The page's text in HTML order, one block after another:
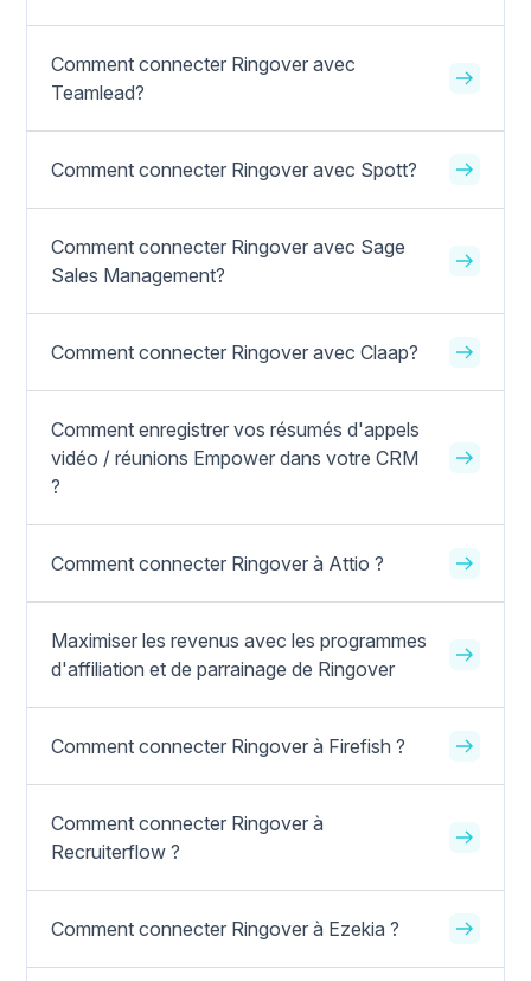
Comment connecter Ringover avec
Teamlead?
Comment connecter Ringover avec Spott?
Comment connecter Ringover avec Sage
Sales Management?
Comment connecter Ringover avec Claap?
Comment enregistrer vos résumés d'appels
vidéo / réunions Empower dans votre CRM
?
Comment connecter Ringover à Attio ?
Maximiser les revenus avec les programmes
d'affiliation et de parrainage de Ringover
Comment connecter Ringover à Firefish ?
Comment connecter Ringover à
Recruiterflow ?
Comment connecter Ringover à Ezekia ?